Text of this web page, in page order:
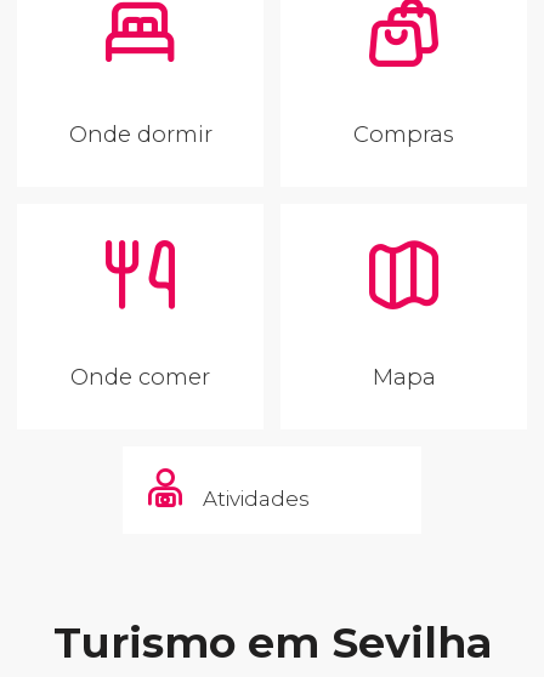
Onde dormir Compras
Onde comer Mapa
Atividades
Turismo em Sevilha